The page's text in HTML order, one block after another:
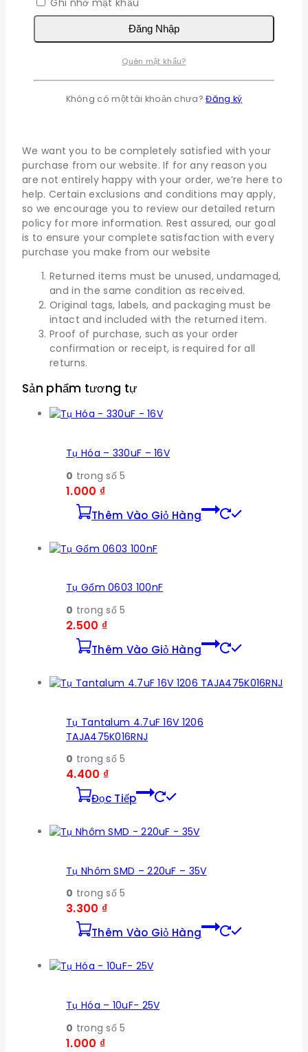
Cash on delivery might be available
Easy 30 days returns and exchanges
may vary depending on factors such as product
availability, destination, and carrier delay
We want you to be completely satisfied with your
purchase from our website. If for any reason you
are not entirely happy with your order, we’re here to
help. Certain exclusions and conditions may apply,
so we encourage you to review our detailed return
policy for more information. Rest assured, our goal
is to ensure your complete satisfaction with every
purchase you make from our website
Returned items must be unused, undamaged,
and in the same condition as received.
Original tags, labels, and packaging must be
intact and included with the returned item.
Proof of purchase, such as your order
confirmation or receipt, is required for all
returns.
Sản phẩm tương tự
Tụ Hóa – 330uF – 16V
0 trong số 5
1.000 ₫
Thêm Vào Giỏ Hàng
Tụ Gốm 0603 100nF
0 trong số 5
2.500 ₫
Thêm Vào Giỏ Hàng
Tụ Tantalum 4.7uF 16V 1206
TAJA475K016RNJ
0 trong số 5
4.400 ₫
Đọc Tiếp
Tụ Nhôm SMD – 220uF – 35V
0 trong số 5
3.300 ₫
Thêm Vào Giỏ Hàng
Tụ Hóa – 10uF- 25V
0 trong số 5
1.000 ₫
Đăng Nhập
Quên mật khẩu?
Không có một tài khoản chưa?Đăng ký